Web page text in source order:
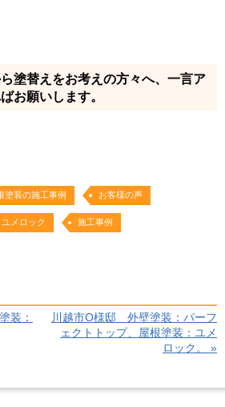
塗替えをお考えの方々へ、一言ア
お願いします。
装の施工事例 お客様の声
ユメロック 施工事例
装：
川越市O様邸 外壁塗装：パーフ
ェクトトップ、屋根塗装：ユメ
ロック。 »